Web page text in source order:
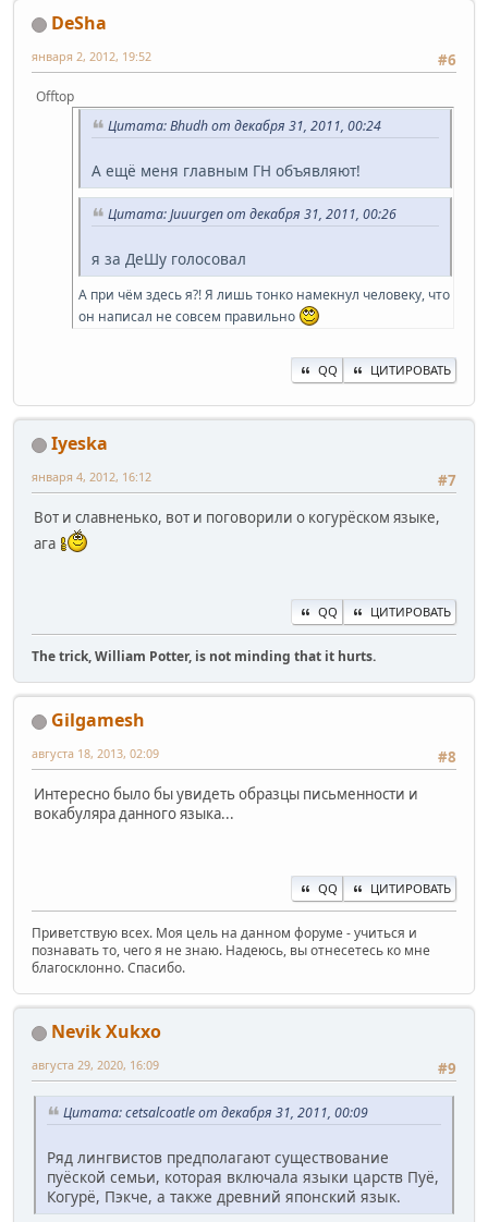
DeSha
#6
января 2, 2012, 19:52
Offtop
Цитата: Bhudh от декабря 31, 2011, 00:24
А ещё меня главным ГН объявляют!
Цитата: Juuurgen от декабря 31, 2011, 00:26
я за ДеШу голосовал
А при чём здесь я?! Я лишь тонко намекнул человеку, что
он написал не совсем правильно
QQ ЦИТИРОВАТЬ
Iyeska
#7
января 4, 2012, 16:12
Вот и славненько, вот и поговорили о когурёском языке,
ага
QQ ЦИТИРОВАТЬ
The trick, William Potter, is not minding that it hurts.
Gilgamesh
#8
августа 18, 2013, 02:09
Интересно было бы увидеть образцы письменности и
вокабуляра данного языка...
QQ ЦИТИРОВАТЬ
Приветствую всех. Моя цель на данном форуме - учиться и
познавать то, чего я не знаю. Надеюсь, вы отнесетесь ко мне
благосклонно. Спасибо.
Nevik Xukxo
#9
августа 29, 2020, 16:09
Цитата: cetsalcoatle от декабря 31, 2011, 00:09
Ряд лингвистов предполагают существование
пуёской семьи, которая включала языки царств Пуё,
Когурё, Пэкче, а также древний японский язык.